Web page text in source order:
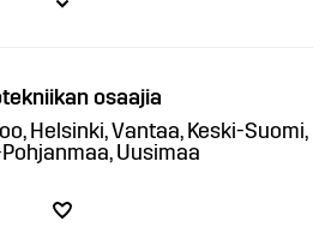
osaajia
Helsinki, Vantaa, Keski-Suomi,
Uusimaa